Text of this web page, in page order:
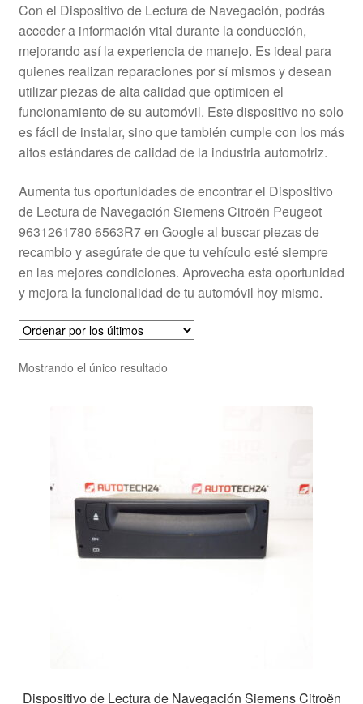
Procedimiento de Reclamación
Queja
Sobre nosotros
Transporte
Con el Dispositivo de Lectura de Navegación, podrás
acceder a información vital durante la conducción,
mejorando así la experiencia de manejo. Es ideal para
quienes realizan reparaciones por sí mismos y desean
utilizar piezas de alta calidad que optimicen el
funcionamiento de su automóvil. Este dispositivo no solo
es fácil de instalar, sino que también cumple con los más
altos estándares de calidad de la industria automotriz.
Aumenta tus oportunidades de encontrar el Dispositivo
de Lectura de Navegación Siemens Citroën Peugeot
9631261780 6563R7 en Google al buscar piezas de
recambio y asegúrate de que tu vehículo esté siempre
en las mejores condiciones. Aprovecha esta oportunidad
y mejora la funcionalidad de tu automóvil hoy mismo.
Mostrando el único resultado
Dispositivo de Lectura de Navegación Siemens Citroën